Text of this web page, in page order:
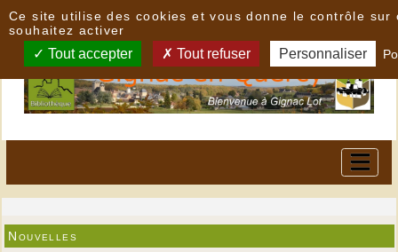
Nouvelles
Ce site utilise des cookies et vous donne le contrôle sur
souhaitez activer
Tout accepter Tout refuser Personnaliser